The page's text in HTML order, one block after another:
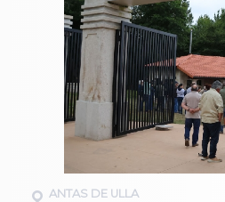
ANTAS DE ULLA